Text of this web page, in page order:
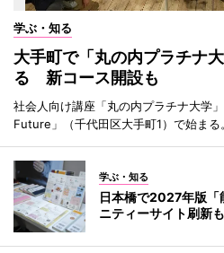
学ぶ・知る
大手町で「丸の内プラチナ
る 新コース開設も
社会人向け講座「丸の内プラチナ大学
Future」（千代田区大手町1）で始まる。
学ぶ・知る
日本橋で2027年版
ニティーサイト刷新も